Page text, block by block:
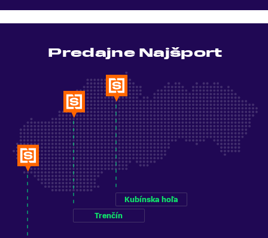
Predajne Najšport
Trenčín
Kubínska hoľa